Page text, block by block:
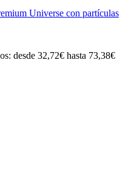
Universe con partículas
desde 32,72€ hasta 73,38€